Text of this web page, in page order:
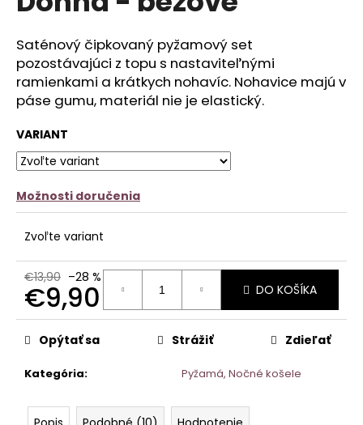
hviezdičiek.
Saténový čipkovaný pyžamový set
pozostávajúci z topu s nastaviteľnými
ramienkami a krátkych nohavíc. Nohavice majú v
páse gumu, materiál nie je elastický.
VARIANT
Možnosti doručenia
Zvoľte variant
€13,90 –28 %
€9,90
Jednotková
cena:
DO KOŠÍKA
Kategória: Pyžamá, Nočné košele
Opýtať sa Strážiť Zdieľať
m
e
SATÉNOVÝ
PYŽAMOVÝ
-
ČIERNY
€22,90
€27,90